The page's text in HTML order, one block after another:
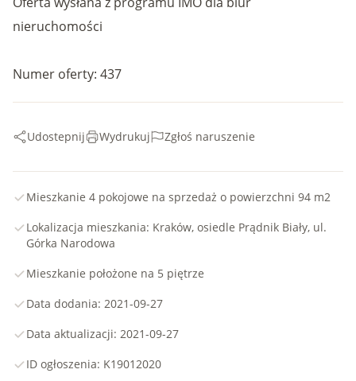
nieruchomości
Numer oferty: 437
Udostepnij Wydrukuj Zgłoś naruszenie
Mieszkanie 4 pokojowe na sprzedaż o powierzchni 94 m2
Lokalizacja mieszkania: Kraków, osiedle Prądnik Biały, ul.
Górka Narodowa
Mieszkanie położone na 5 piętrze
Data dodania: 2021-09-27
Data aktualizacji: 2021-09-27
ID ogłoszenia: K19012020